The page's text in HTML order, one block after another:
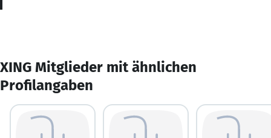
XING Mitglieder mit ähnlichen
Profilangaben